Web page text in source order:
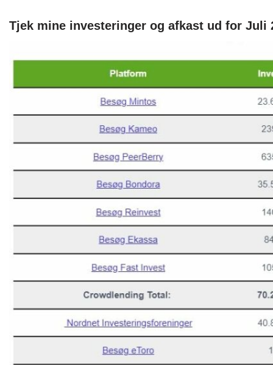
Tjek mine investeringer og afkast ud for Juli